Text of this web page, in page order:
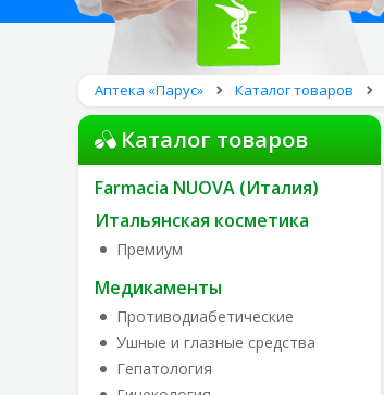
Аптека «Парус» Каталог товаров
Каталог товаров
Farmacia NUOVA (Италия)
Итальянская косметика
Премиум
Медикаменты
Противодиабетические
Ушные и глазные средства
Гепатология